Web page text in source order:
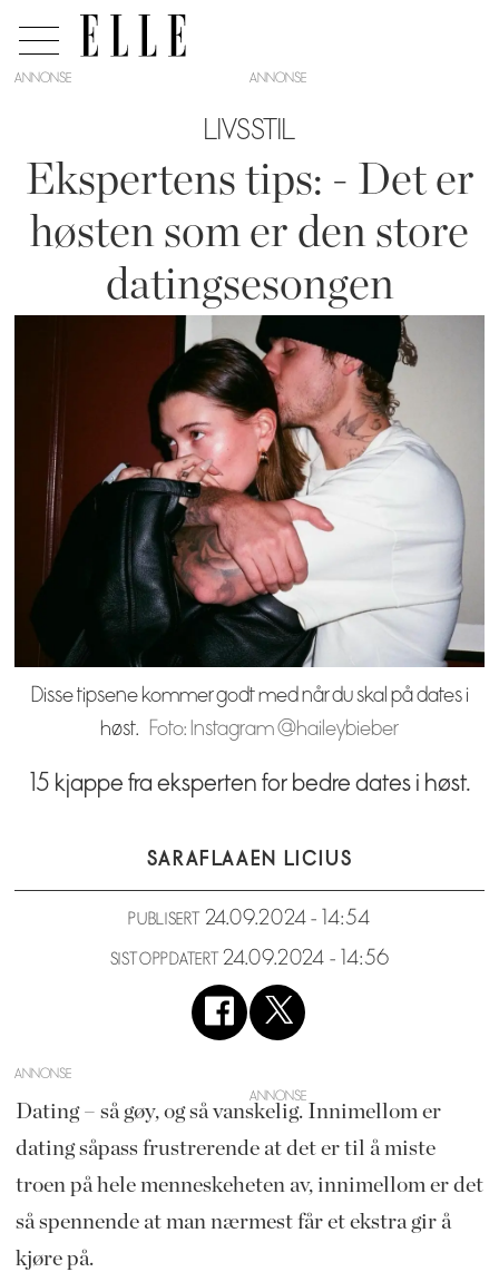
ANNONSE
LIVSSTIL
Ekspertens tips: - Det er
høsten som er den store
datingsesongen
Disse tipsene kommer godt med når du skal på dates i
høst. Foto: Instagram @haileybieber
15 kjappe fra eksperten for bedre dates i høst.
SARAFLAAEN LICIUS
PUBLISERT 24.09.2024 - 14:54
SIST OPPDATERT 24.09.2024 - 14:56
ANNONSE
Dating – så gøy, og så vanskelig. Innimellom er
dating såpass frustrerende at det er til å miste
troen på hele menneskeheten av, innimellom er det
så spennende at man nærmest får et ekstra gir å
kjøre på.